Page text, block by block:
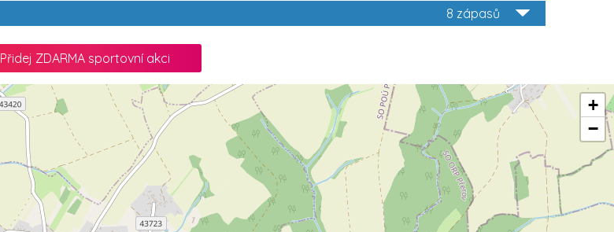
8 zápasů
Přidej ZDARMA sportovní akci
+
−